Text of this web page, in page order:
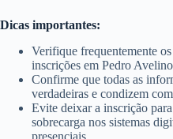
Dicas importantes:
Verifique frequentemente
inscrições em Pedro
Confirme que todas as
verdadeiras e condizem
Evite deixar a inscrição
sobrecarga nos sistemas
presenciais.